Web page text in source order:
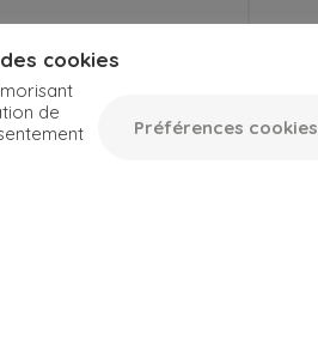
cookies
de
Préférences cookies